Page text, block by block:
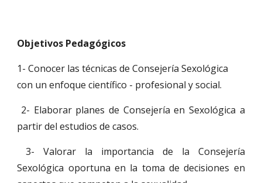
Objetivos Pedagógicos
1- Conocer las técnicas de Consejería Sexológica
con un enfoque científico - profesional y social.
2- Elaborar planes de Consejería en Sexológica a
partir del estudios de casos.
3- Valorar la importancia de la Consejería
Sexológica oportuna en la toma de decisiones en